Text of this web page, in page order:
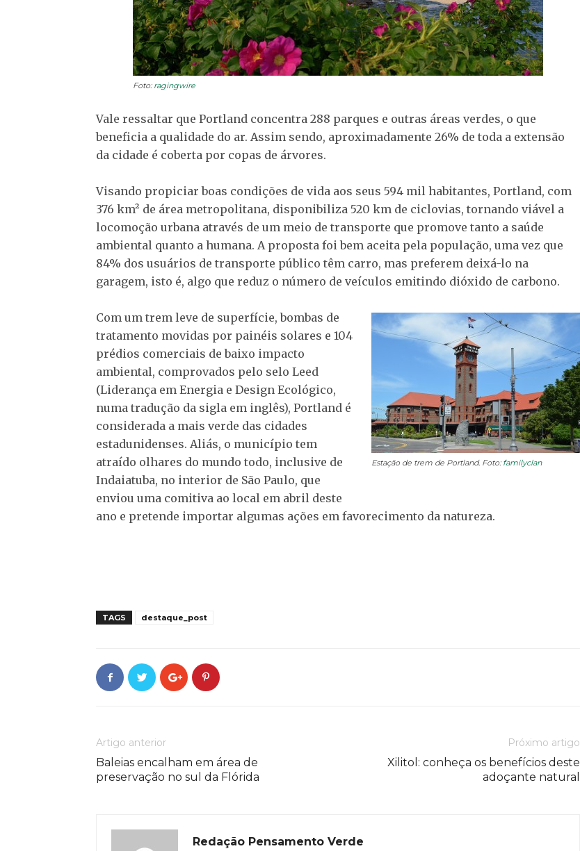
Foto: ragingwire
Vale ressaltar que Portland concentra 288 parques e outras áreas verdes, o que
beneficia a qualidade do ar. Assim sendo, aproximadamente 26% de toda a extensão
da cidade é coberta por copas de árvores.
Visando propiciar boas condições de vida aos seus 594 mil habitantes, Portland, com
376 km² de área metropolitana, disponibiliza 520 km de ciclovias, tornando viável a
locomoção urbana através de um meio de transporte que promove tanto a saúde
ambiental quanto a humana. A proposta foi bem aceita pela população, uma vez que
84% dos usuários de transporte público têm carro, mas preferem deixá-lo na
garagem, isto é, algo que reduz o número de veículos emitindo dióxido de carbono.
Estação de trem de Portland. Foto: familyclan
Com um trem leve de superfície, bombas de
tratamento movidas por painéis solares e 104
prédios comerciais de baixo impacto
ambiental, comprovados pelo selo Leed
(Liderança em Energia e Design Ecológico,
numa tradução da sigla em inglês), Portland é
considerada a mais verde das cidades
estadunidenses. Aliás, o município tem
atraído olhares do mundo todo, inclusive de
Indaiatuba, no interior de São Paulo, que
enviou uma comitiva ao local em abril deste
ano e pretende importar algumas ações em favorecimento da natureza.
TAGS destaque_post
Artigo anterior
Baleias encalham em área de
preservação no sul da Flórida
Próximo artigo
Xilitol: conheça os benefícios deste
adoçante natural
Redação Pensamento Verde